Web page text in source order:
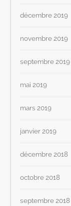
décembre 2019
novembre 2019
septembre 2019
mai 2019
mars 2019
janvier 2019
décembre 2018
octobre 2018
septembre 2018